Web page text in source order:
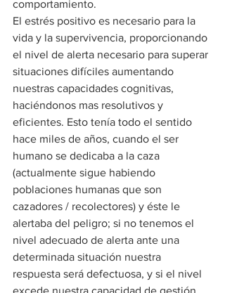
comportamiento.
El estrés positivo es necesario para la
vida y la supervivencia, proporcionando
el nivel de alerta necesario para superar
situaciones difíciles aumentando
nuestras capacidades cognitivas,
haciéndonos mas resolutivos y
eficientes. Esto tenía todo el sentido
hace miles de años, cuando el ser
humano se dedicaba a la caza
(actualmente sigue habiendo
poblaciones humanas que son
cazadores / recolectores) y éste le
alertaba del peligro; si no tenemos el
nivel adecuado de alerta ante una
determinada situación nuestra
respuesta será defectuosa, y si el nivel
excede nuestra capacidad de gestión